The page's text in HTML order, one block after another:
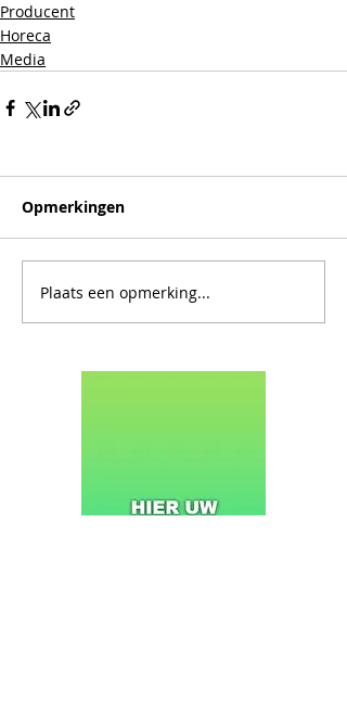
Producent
Horeca
Media
Opmerkingen
Plaats een opmerking...